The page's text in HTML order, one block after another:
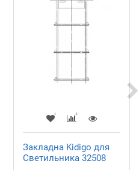
Закладна Kidigo для
Светильника 32508